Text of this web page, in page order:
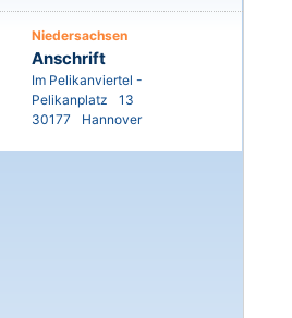
Niedersachsen
Anschrift
Im Pelikanviertel -
Pelikanplatz
13
30177
Hannover